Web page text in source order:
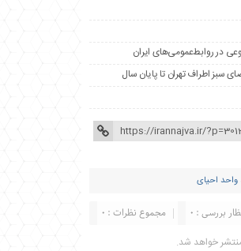
در روابط‌عمومی‌های ایران
واحد احیای
مجموع نظرات : 0 بررسی : 0
خواهد شد.